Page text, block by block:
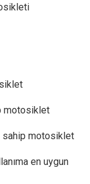
motosiklet
sahip motosiklet
en uygun